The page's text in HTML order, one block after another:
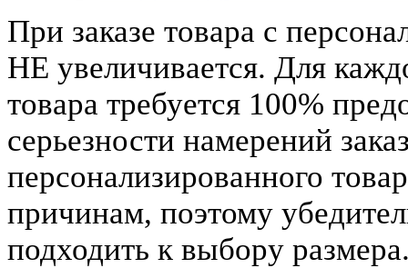
При заказе товара с
НЕ увеличивается. Для
товара требуется 100%
серьезности намерений
персонализированного
причинам, поэтому
подходить к выбору